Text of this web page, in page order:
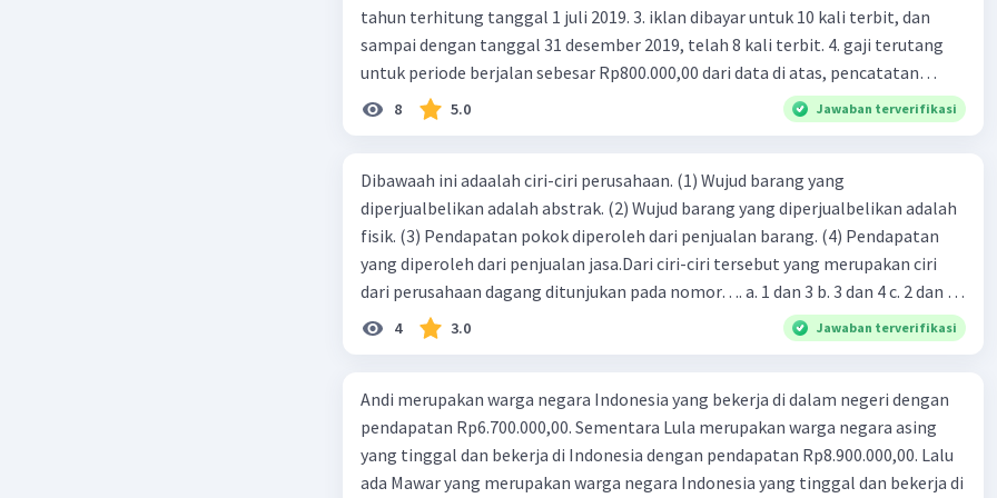
2. **Kurangnya Kesempatan Kerja**: Jika kesempatan kerja sedikit
atau terbatas, maka akan ada lebih banyak orang yang tidak
mendapatkan pekerjaan, sehingga meningkatkan angka
pengangguran.
3. **Kualitas Kesempatan Kerja**: Tidak hanya jumlah kesempatan
kerja yang mempengaruhi tingkat pengangguran, tapi juga
kualitasnya. Jika sebagian besar pekerjaan yang tersedia adalah
pekerjaan paruh waktu atau kontrak sementara, maka mungkin ada
lebih banyak orang yang masih mencari pekerjaan penuh waktu,
yang bisa dianggap sebagai pengangguran terselubung.
kesempatan kerja di sektor tertentu (misalnya, otomasi yang
menggantikan pekerja manual), namun bisa juga menciptakan
kesempatan kerja baru di sektor lain.
tahun terhitung tanggal 1 juli 2019. 3. iklan dibayar untuk 10 kali terbit, dan
sampai dengan tanggal 31 desember 2019, telah 8 kali terbit. 4. gaji terutang
untuk periode berjalan sebesar Rp800.000,00 dari data di atas, pencatatan
jurnal pembalik yang benar adalah ....
8 5.0 Jawaban terverifikasi
Dibawaah ini adaalah ciri-ciri perusahaan. (1) Wujud barang yang
diperjualbelikan adalah abstrak. (2) Wujud barang yang diperjualbelikan adalah
fisik. (3) Pendapatan pokok diperoleh dari penjualan barang. (4) Pendapatan
yang diperoleh dari penjualan jasa.Dari ciri-ciri tersebut yang merupakan ciri
dari perusahaan dagang ditunjukan pada nomor…. a. 1 dan 3 b. 3 dan 4 c. 2 dan 3
d. 1 dan 2 e. 2 dan 4
4 3.0 Jawaban terverifikasi
Andi merupakan warga negara Indonesia yang bekerja di dalam negeri dengan
pendapatan Rp6.700.000,00. Sementara Lula merupakan warga negara asing
yang tinggal dan bekerja di Indonesia dengan pendapatan Rp8.900.000,00. Lalu
ada Mawar yang merupakan warga negara Indonesia yang tinggal dan bekerja di